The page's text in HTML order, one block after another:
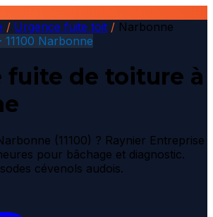
/ Urgence fuite toit / Narbonne
11100 Narbonne
fuite de toiture à
(11100) ? Raynier Entreprise
pour bâchage et diagnostic.
cévenols audois.